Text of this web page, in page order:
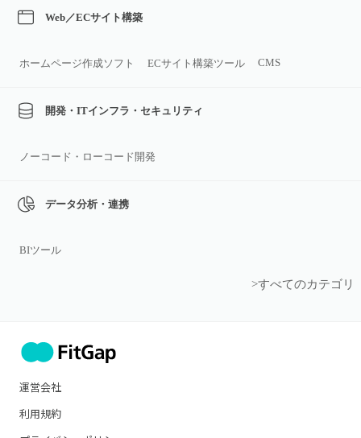
Web／ECサイト構築
ホームページ作成ソフト ECサイト構築ツール CMS
開発・ITインフラ・セキュリティ
ノーコード・ローコード開発
データ分析・連携
BIツール
>すべてのカテゴリ
運営会社
利用規約